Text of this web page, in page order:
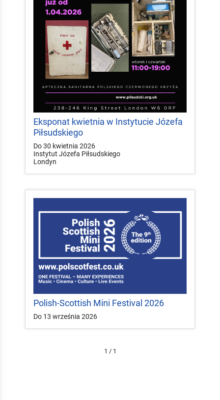
Eksponat kwietnia w Instytucie Józefa
Piłsudskiego
Do 30 kwietnia 2026
Instytut Józefa Piłsudskiego
Londyn
Polish-Scottish Mini Festival 2026
Do 13 września 2026
1 / 1